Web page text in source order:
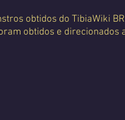
obtidos do TibiaWiki
obtidos e direcionados